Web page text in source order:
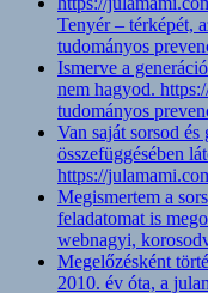
Tenyér – térképét,
tudományos
Ismerve a
nem hagyod.
tudományos
Van saját sorsod
összefüggésében
https://
Megismertem a
feladatomat is
webnagyi,
Megelőzésként
2010. év óta, a